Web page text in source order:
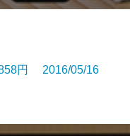
円 2016/05/16